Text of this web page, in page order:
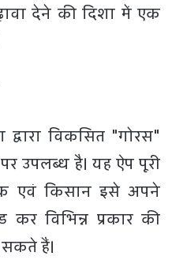
देने की दिशा में एक
विकसित "गोरस"
उपलब्ध है। यह ऐप पूरी
एवं किसान इसे अपने
विभिन्न प्रकार की
सकते हैं।